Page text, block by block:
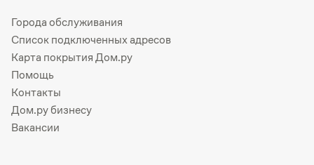
Города обслуживания
Список подключенных адресов
Карта покрытия Дом.ру
Помощь
Контакты
Дом.ру бизнесу
Вакансии